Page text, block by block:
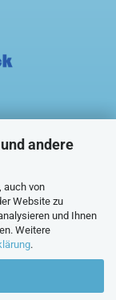
andere
auch von
Website zu
und Ihnen
Weitere
.